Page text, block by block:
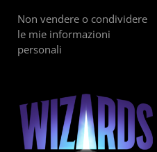
Non vendere o condividere
le mie informazioni
personali